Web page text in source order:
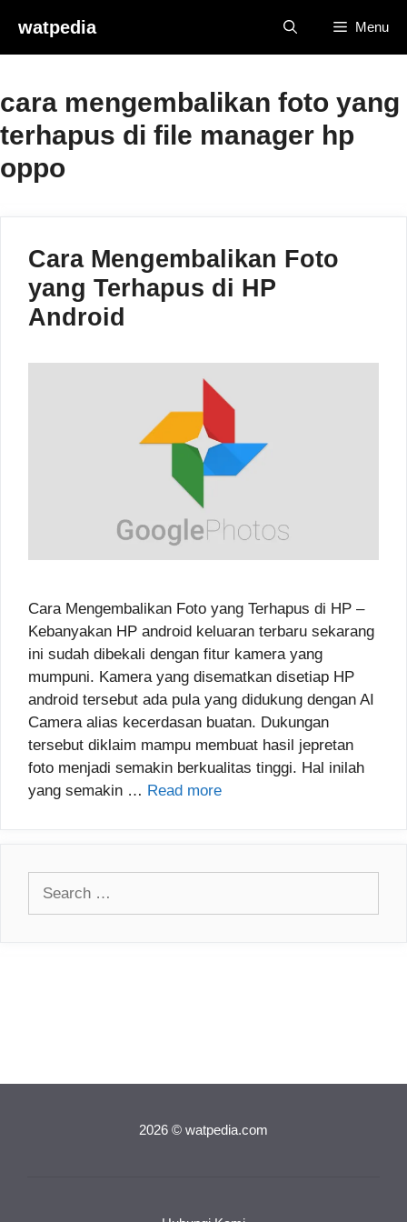
content
watpedia Menu
cara mengembalikan foto yang
terhapus di file manager hp
oppo
Cara Mengembalikan Foto
yang Terhapus di HP
Android
Cara Mengembalikan Foto yang Terhapus di HP –
Kebanyakan HP android keluaran terbaru sekarang
ini sudah dibekali dengan fitur kamera yang
mumpuni. Kamera yang disematkan disetiap HP
android tersebut ada pula yang didukung dengan AI
Camera alias kecerdasan buatan. Dukungan
tersebut diklaim mampu membuat hasil jepretan
foto menjadi semakin berkualitas tinggi. Hal inilah
yang semakin … Read more
2026 © watpedia.com